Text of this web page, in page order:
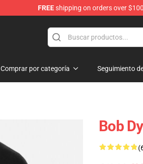
FREEshipping on orders over $100
Comprar por categoría Seguimiento
Bob